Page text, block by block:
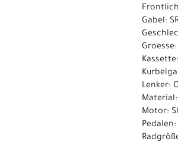
Gabel:
Groesse:
Lenker:
Motor:
Pedalen: